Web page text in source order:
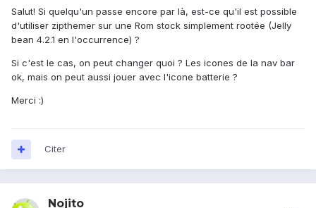
Salut! Si quelqu'un passe encore par là, est-ce qu'il est possible
d'utiliser zipthemer sur une Rom stock simplement rootée (Jelly
bean 4.2.1 en l'occurrence) ?
Si c'est le cas, on peut changer quoi ? Les icones de la nav bar
ok, mais on peut aussi jouer avec l'icone batterie ?
Merci :)
Citer
Nojito